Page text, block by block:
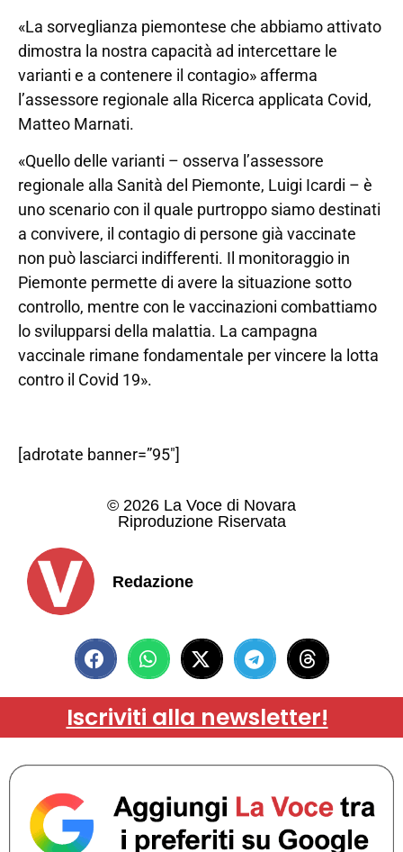
«La sorveglianza piemontese che abbiamo attivato
dimostra la nostra capacità ad intercettare le
varianti e a contenere il contagio» afferma
l’assessore regionale alla Ricerca applicata Covid,
Matteo Marnati.
«Quello delle varianti – osserva l’assessore
regionale alla Sanità del Piemonte, Luigi Icardi – è
uno scenario con il quale purtroppo siamo destinati
a convivere, il contagio di persone già vaccinate
non può lasciarci indifferenti. Il monitoraggio in
Piemonte permette di avere la situazione sotto
controllo, mentre con le vaccinazioni combattiamo
lo svilupparsi della malattia. La campagna
vaccinale rimane fondamentale per vincere la lotta
contro il Covid 19».
[adrotate banner=”95″]
© 2026 La Voce di Novara
Riproduzione Riservata
Redazione
Iscriviti alla newsletter!